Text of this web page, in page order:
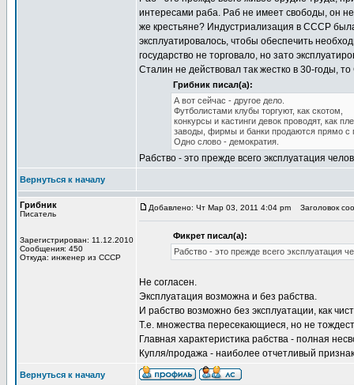
интересами раба. Раб не имеет свободы, он
же крестьяне? Индустриализация в СССР
эксплуатировалось, чтобы обеспечить
государство не торговало, но зато
Сталин не действовал так жестко в 30-годы,
Грибник писал(а):
А вот сейчас - другое дело.
Футболистами клубы торгуют, как скотом,
конкурсы и кастинги девок проводят, как
заводы, фирмы и банки продаются прямо с
Одно слово - демократия.
Рабство - это прежде всего эксплуатация
Вернуться к началу
Грибник
Писатель
Зарегистрирован: 11.12.2010
Сообщения: 450
Откуда: инженер из СССР
Добавлено: Чт Мар 03, 2011 4:04 pm Заголовок
Фикрет писал(а):
Рабство - это прежде всего эксплуатация
Не согласен.
Эксплуатация возможна и без рабства.
И рабство возможно без эксплуатации, как
Т.е. множества пересекающиеся, но не
Главная характеристика рабства - полная
Купля/продажа - наиболее отчетливый
Вернуться к началу